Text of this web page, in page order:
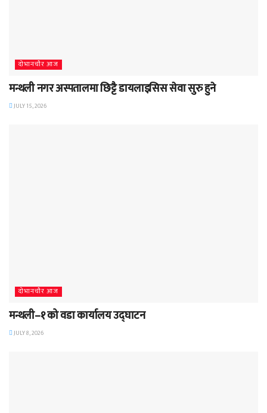
दाेभानचाैर आज
मन्थली नगर अस्पतालमा छिट्टै डायलाइसिस सेवा सुरु हुने
JULY 15, 2026
दाेभानचाैर आज
मन्थली–१ को वडा कार्यालय उद्घाटन
JULY 8, 2026